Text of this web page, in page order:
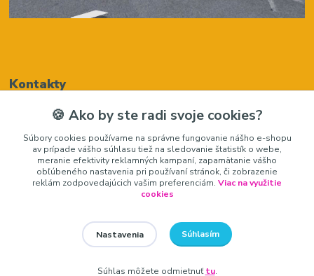
Kontakty
+421948050205
(Po-Pia, 8-16 hod.)
zariadeniedosalonu@gmail.com
🍪 Ako by ste radi svoje cookies?
Súbory cookies používame na správne fungovanie nášho e-shopu
av prípade vášho súhlasu tiež na sledovanie štatistík o webe,
meranie efektivity reklamných kampaní, zapamätanie vášho
obľúbeného nastavenia pri používaní stránok, či zobrazenie
reklám zodpovedajúcich vašim preferenciám. Viac na využitie
cookies
Nastavenia Súhlasím
Súhlas môžete odmietnuťtu.